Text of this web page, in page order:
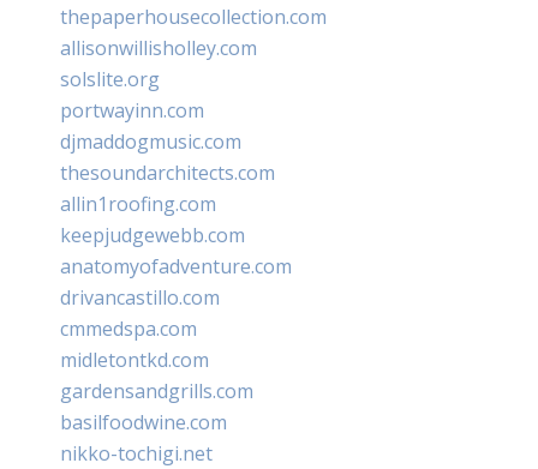
thepaperhousecollection.com
allisonwillisholley.com
solslite.org
portwayinn.com
djmaddogmusic.com
thesoundarchitects.com
allin1roofing.com
keepjudgewebb.com
anatomyofadventure.com
drivancastillo.com
cmmedspa.com
midletontkd.com
gardensandgrills.com
basilfoodwine.com
nikko-tochigi.net